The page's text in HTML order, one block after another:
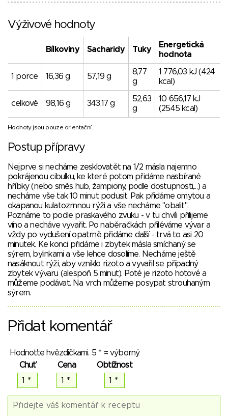
Výživové hodnoty
Bílkoviny Sacharidy Tuky
Energetická
hodnota
1 porce 16,36 g 57,19 g
8,77
g
1 776,03 kJ (424
kcal)
celkově 98,16 g 343,17 g
52,63
g
10 656,17 kJ
(2545 kcal)
Hodnoty jsou pouze orientační.
Postup přípravy
Nejprve si necháme zesklovatět na 1/2 másla najemno
pokrájenoucibulku, ke které potom přidáme nasbírané
hříbky (nebo směs hub, žampiony, podle dostupnosti,...) a
necháme vše tak 10 minut podusit. Pak přidáme omytou a
okapanou kulatozrnnou rýži a vše necháme "obalit".
Poznáme to podle praskavého zvuku - v tu chvíli přilijeme
víno a necháve vyvařit. Po naběračkách přiléváme vývar a
vždy po vydušení opatrně přidáme další - trvá to asi 20
minutek. Ke konci přidáme i zbytek másla smíchaný se
sýrem, bylinkami a vše lehce dosolíme. Necháme ještě
nasáknout rýži, aby vzniklo rizoto a vyvařil se případný
zbytek vývaru (alespoň 5 minut). Poté je rizoto hotové a
můžeme podávat. Na vrch můžeme posypat strouhaným
sýrem.
Přidat komentář
Hodnoťte hvězdičkami. 5 * = výborný
Chuť
Cena Obtížnost